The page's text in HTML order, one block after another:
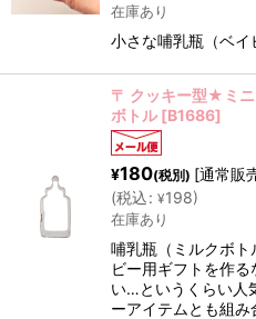
在庫あり
小さな哺乳瓶（ベイ
〒 クッキー型★ミ
ボトル [B1686]
¥180(税別) [通常販
(税込: ¥198)
在庫あり
哺乳瓶（ミルクボ
ビー用ギフトを作
い…というくらい人
ーアイテムとも組み